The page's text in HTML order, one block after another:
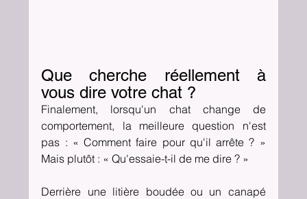
Que cherche réellement à
vous dire votre chat ?
Finalement, lorsqu'un chat change de
comportement, la meilleure question n'est
pas : « Comment faire pour qu'il arrête ? »
Mais plutôt : « Qu'essaie-t-il de me dire ? »
Derrière une litière boudée ou un canapé